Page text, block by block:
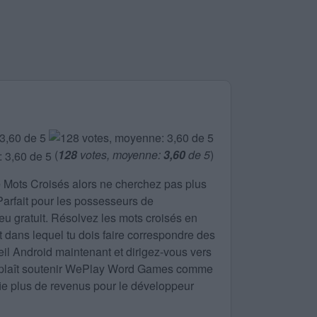
(128 votes, moyenne:3,60de 5)
Mots Croisés alors ne cherchez pas plus
pour les possesseurs de
gratuit. Résolvez les mots croisés en
lequel tu dois faire correspondre des
Android maintenant et dirigez-vous vers
soutenir WePlay Word Games comme
plus de revenus pour le développeur